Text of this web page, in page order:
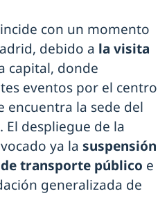
con un momento
debido a la visita
capital, donde
eventos por el centro
encuentra la sede del
El despliegue de la
ya la suspensión
transporte público e
generalizada de